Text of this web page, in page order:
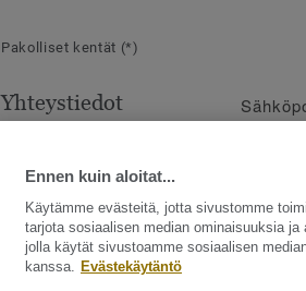
Pakolliset kentät (*)
Yhteystiedot
Etunimi
Ennen kuin aloitat...
Käytämme evästeitä, jotta sivustomme
tarjota sosiaalisen median ominaisuuksia
jolla käytät sivustoamme sosiaalisen
kanssa. Evästekäytäntö